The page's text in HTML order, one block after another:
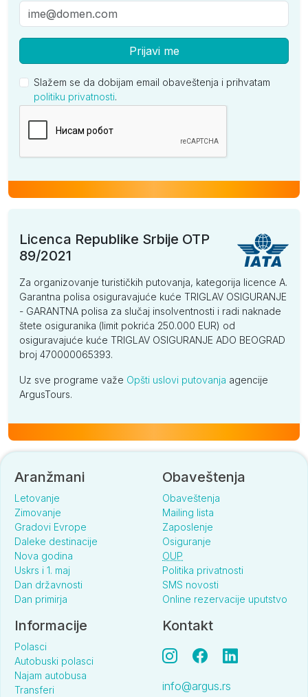
Prijavi me
Slažem se da dobijam email obaveštenja i prihvatam
politiku privatnosti.
Licenca Republike Srbije OTP
89/2021
Za organizovanje turističkih putovanja, kategorija licence A.
Garantna polisa osiguravajuće kuće TRIGLAV OSIGURANJE
- GARANTNA polisa za slučaj insolventnosti i radi naknade
štete osiguranika (limit pokrića 250.000 EUR) od
osiguravajuće kuće TRIGLAV OSIGURANJE ADO BEOGRAD
broj 470000065393.
Uz sve programe važe Opšti uslovi putovanja agencije
ArgusTours.
Aranžmani
Letovanje
Zimovanje
Gradovi Evrope
Daleke destinacije
Nova godina
Uskrs i 1. maj
Dan državnosti
Dan primirja
Obaveštenja
Obaveštenja
Mailing lista
Zaposlenje
Osiguranje
OUP
Politika privatnosti
SMS novosti
Online rezervacije uputstvo
Informacije
Polasci
Autobuski polasci
Najam autobusa
Transferi
Kontakt
info@argus.rs